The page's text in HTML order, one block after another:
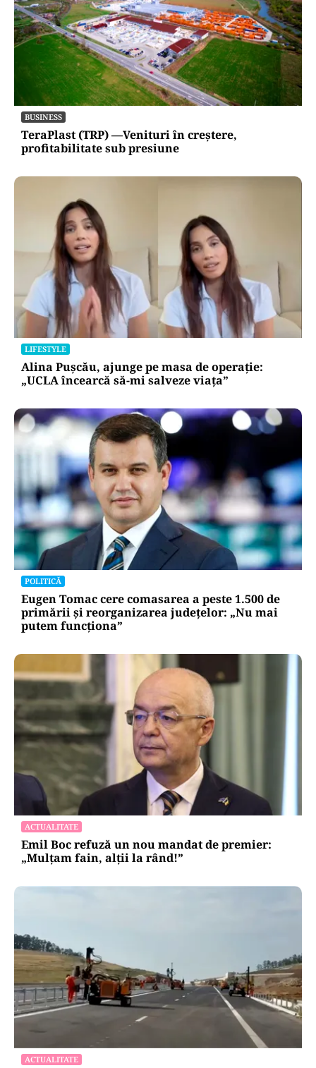
BUSINESS
TeraPlast (TRP) —Venituri în creștere,
profitabilitate sub presiune
LIFESTYLE
Alina Pușcău, ajunge pe masa de operație:
„UCLA încearcă să-mi salveze viața”
POLITICĂ
Eugen Tomac cere comasarea a peste 1.500 de
primării și reorganizarea județelor: „Nu mai
putem funcționa”
ACTUALITATE
Emil Boc refuză un nou mandat de premier:
„Mulțam fain, alții la rând!”
ACTUALITATE